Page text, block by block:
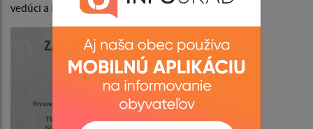
vedúci a koordinátor pre zasahový tím Muráň